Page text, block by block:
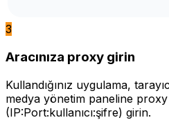
3
Aracınıza proxy girin
Kullandığınız uygulama,
medya yönetim paneline
(IP:Port:kullanıcı:şifre) girin.